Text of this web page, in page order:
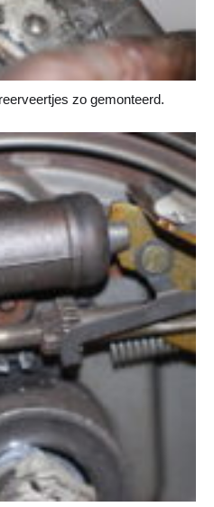
zo gemonteerd.